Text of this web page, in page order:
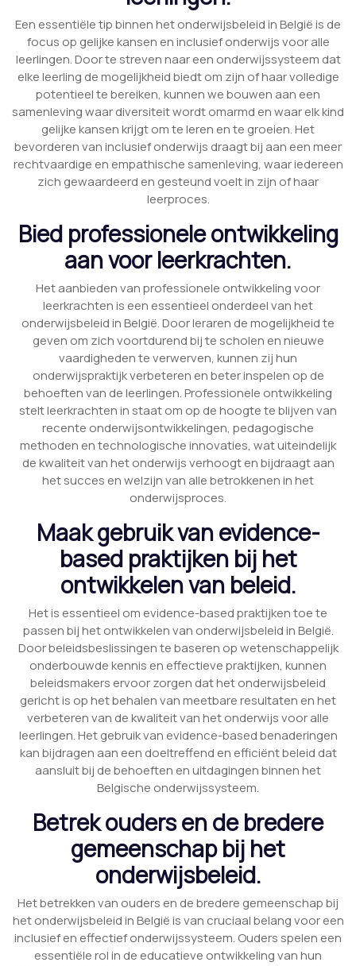
Een essentiële tip binnen het onderwijsbeleid in België is de
focus op gelijke kansen en inclusief onderwijs voor alle
leerlingen. Door te streven naar een onderwijssysteem dat
elke leerling de mogelijkheid biedt om zijn of haar volledige
potentieel te bereiken, kunnen we bouwen aan een
samenleving waar diversiteit wordt omarmd en waar elk kind
gelijke kansen krijgt om te leren en te groeien. Het
bevorderen van inclusief onderwijs draagt bij aan een meer
rechtvaardige en empathische samenleving, waar iedereen
zich gewaardeerd en gesteund voelt in zijn of haar
leerproces.
Bied professionele ontwikkeling
aan voor leerkrachten.
Het aanbieden van professionele ontwikkeling voor
leerkrachten is een essentieel onderdeel van het
onderwijsbeleid in België. Door leraren de mogelijkheid te
geven om zich voortdurend bij te scholen en nieuwe
vaardigheden te verwerven, kunnen zij hun
onderwijspraktijk verbeteren en beter inspelen op de
behoeften van de leerlingen. Professionele ontwikkeling
stelt leerkrachten in staat om op de hoogte te blijven van
recente onderwijsontwikkelingen, pedagogische
methoden en technologische innovaties, wat uiteindelijk
de kwaliteit van het onderwijs verhoogt en bijdraagt aan
het succes en welzijn van alle betrokkenen in het
onderwijsproces.
Maak gebruik van evidence-
based praktijken bij het
ontwikkelen van beleid.
Het is essentieel om evidence-based praktijken toe te
passen bij het ontwikkelen van onderwijsbeleid in België.
Door beleidsbeslissingen te baseren op wetenschappelijk
onderbouwde kennis en effectieve praktijken, kunnen
beleidsmakers ervoor zorgen dat het onderwijsbeleid
gericht is op het behalen van meetbare resultaten en het
verbeteren van de kwaliteit van het onderwijs voor alle
leerlingen. Het gebruik van evidence-based benaderingen
kan bijdragen aan een doeltreffend en efficiënt beleid dat
aansluit bij de behoeften en uitdagingen binnen het
Belgische onderwijssysteem.
Betrek ouders en de bredere
gemeenschap bij het
onderwijsbeleid.
Het betrekken van ouders en de bredere gemeenschap bij
het onderwijsbeleid in België is van cruciaal belang voor een
inclusief en effectief onderwijssysteem. Ouders spelen een
essentiële rol in de educatieve ontwikkeling van hun